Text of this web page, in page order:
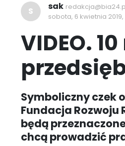
S sak
sobota, 6 kwietnia 2019,
VIDEO.
Symboliczny czek
Fundacja Rozwoju
będą
chcą prowadzić